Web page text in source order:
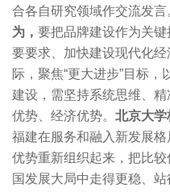
合各自研究领域作交流发言
为， 要把品牌建设作为关键
要要求、加快建设现代化
际，聚焦“更大进步”目标
建设，需坚持系统思维、
优势、经济优势。 北京大学
福建在服务和融入新发展
优势重新组织起来，把比
国发展大局中走得更稳、站